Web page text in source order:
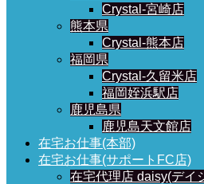
Crystal-宮崎店
熊本県
Crystal-熊本店
福岡県
Crystal-久留米店
福岡姪浜駅店
鹿児島県
鹿児島天文館店
在宅お仕事(本部)
在宅お仕事(サポートFC店)
在宅代理店 daisy(デイ